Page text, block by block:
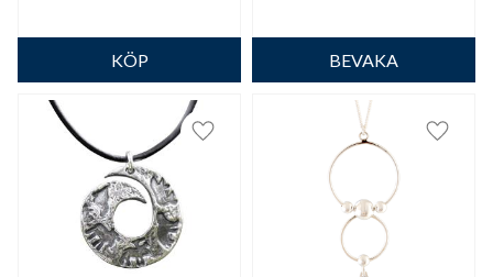
Lägg till i favoriter Lägg